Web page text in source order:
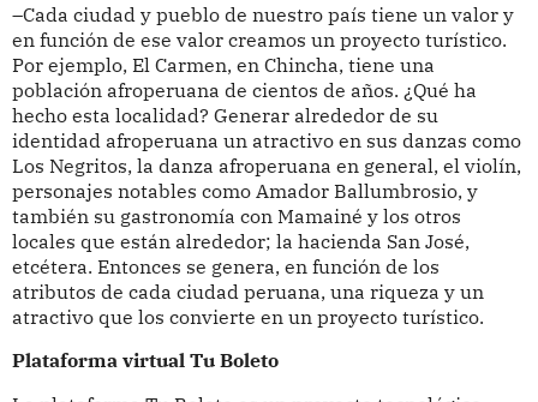
–Cada ciudad y pueblo de nuestro país tiene un valor y
en función de ese valor creamos un proyecto turístico.
Por ejemplo, El Carmen, en Chincha, tiene una
población afroperuana de cientos de años. ¿Qué ha
hecho esta localidad? Generar alrededor de su
identidad afroperuana un atractivo en sus danzas como
Los Negritos, la danza afroperuana en general, el violín,
personajes notables como Amador Ballumbrosio, y
también su gastronomía con Mamainé y los otros
locales que están alrededor; la hacienda San José,
etcétera. Entonces se genera, en función de los
atributos de cada ciudad peruana, una riqueza y un
atractivo que los convierte en un proyecto turístico.
Plataforma virtual Tu Boleto